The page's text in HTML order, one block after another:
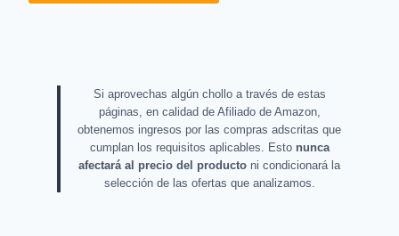
Si aprovechas algún chollo a través de estas
páginas, en calidad de Afiliado de Amazon,
obtenemos ingresos por las compras adscritas que
cumplan los requisitos aplicables. Esto nunca
afectará al precio del producto ni condicionará la
selección de las ofertas que analizamos.